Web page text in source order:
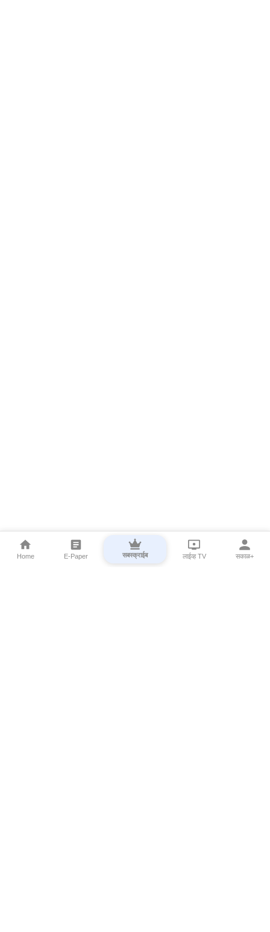
Home E-Paper सबस्क्राईब लाईव्ह TV सकाळ+